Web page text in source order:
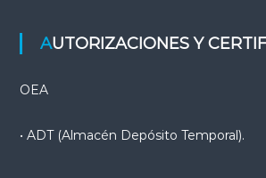
AUTORIZACIONES Y
OEA
• ADT (Almacén Depósito Temporal).